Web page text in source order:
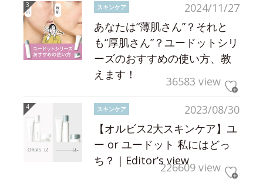
2024/11/27
スキンケア
あなたは“薄肌さん”？それと
も“厚肌さん”？ユードットシリ
ーズのおすすめの使い方、教
えます！
36583 view
2023/08/30
スキンケア
【オルビス2大スキンケア】ユ
ー or ユードット 私にはどっ
ち？｜Editor’s view226609 view